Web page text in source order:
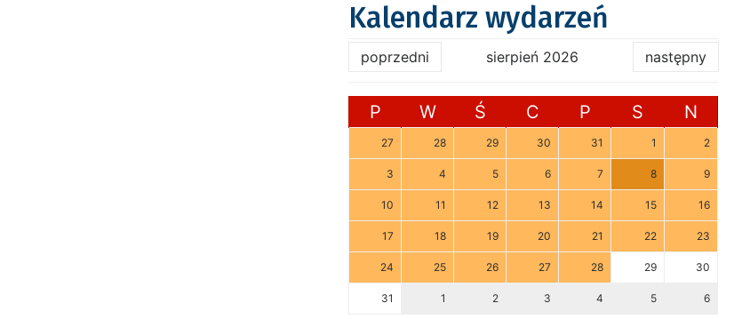
Kalendarz wydarzeń
poprzedni sierpień 2026 następny
P W Ś C P S N
27 28 29 30 31 1 2
3 4 5 6 7 8 9
10 11 12 13 14 15 16
17 18 19 20 21 22 23
24 25 26 27 28 29 30
31 1 2 3 4 5 6